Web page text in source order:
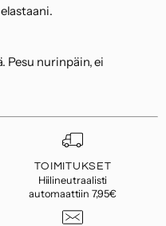
Pesu nurinpäin, ei
TOIMITUKSET
Hiilineutraalisti
automaattiin 7,95€